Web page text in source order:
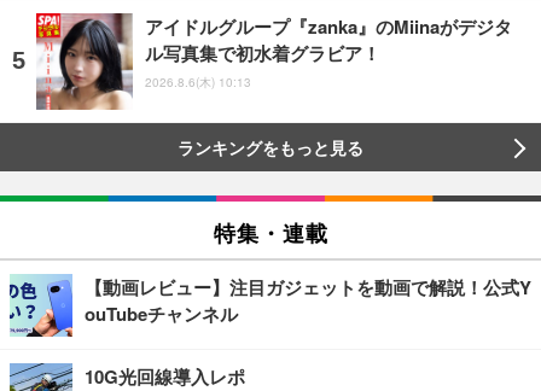
アイドルグループ『zanka』のMiinaがデジタ
ル写真集で初水着グラビア！
2026.8.6(木) 10:13
ランキングをもっと見る
特集・連載
【動画レビュー】注目ガジェットを動画で解説！公式Y
ouTubeチャンネル
10G光回線導入レポ